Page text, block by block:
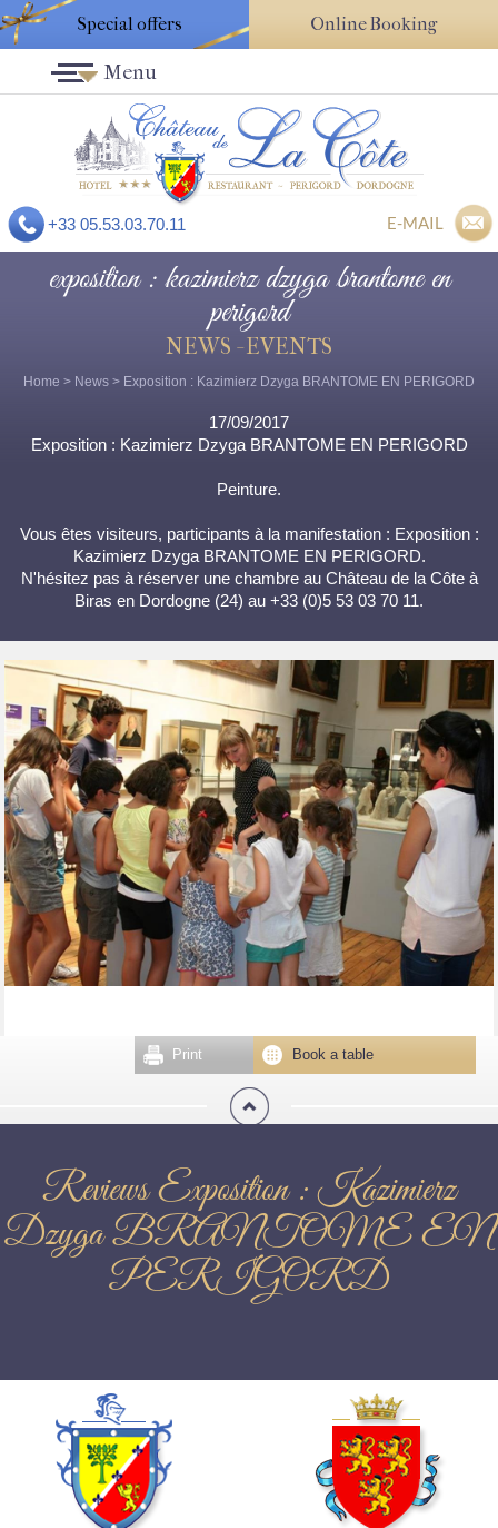
Special offers Online Booking
+33 05.53.03.70.11 E-MAIL
Menu
exposition : kazimierz dzyga brantome en
perigord
NEWS - EVENTS
Home > News > Exposition : Kazimierz Dzyga BRANTOME EN PERIGORD
17/09/2017
Exposition : Kazimierz Dzyga BRANTOME EN PERIGORD
Peinture.
Vous êtes visiteurs, participants à la manifestation : Exposition :
Kazimierz Dzyga BRANTOME EN PERIGORD.
N'hésitez pas à réserver une chambre au Château de la Côte à
Biras en Dordogne (24) au +33 (0)5 53 03 70 11.
Book a table
Print
Reviews Exposition : Kazimierz
Dzyga BRANTOME EN
PERIGORD